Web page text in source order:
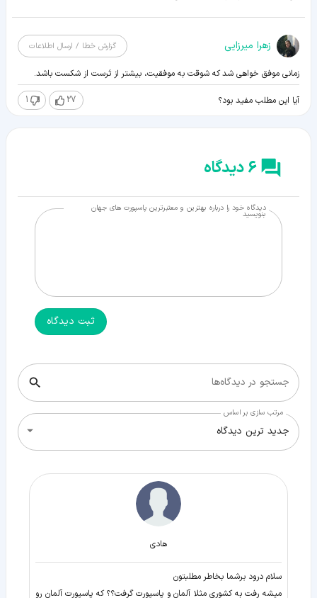
زهرا میرزایی گزارش خطا / ارسال اطلاعات
زمانی موفق خواهی شد که شوقت به موفقیت، بیشتر از تَرست از شکست باشد.
آیا این مطلب مفید بود؟ 27
1
6 دیدگاه
دیدگاه خود را درباره بهترین و معتبرترین پاسپورت های جهان
بنویسید
ثبت دیدگاه
جستجو در دیدگاه‌ها
مرتب سازی بر اساس
جدید ترین دیدگاه
هادی
سلام درود برشما بخاطر مطلبتون
میشه رفت به کشوری مثلا آلمان و پاسپورت گرفت؟؟ که پاسپورت آلمان رو